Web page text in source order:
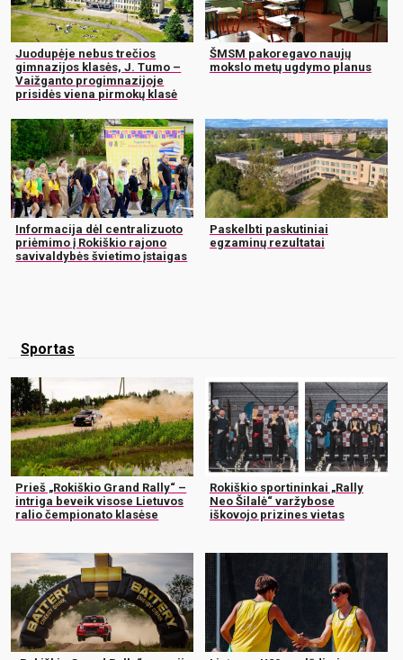
Juodupėje nebus trečios
gimnazijos klasės, J. Tumo –
Vaižganto progimnazijoje
prisidės viena pirmokų klasė
ŠMSM pakoregavo naujų
mokslo metų ugdymo planus
Informacija dėl centralizuoto
priėmimo į Rokiškio rajono
savivaldybės švietimo įstaigas
Paskelbti paskutiniai
egzaminų rezultatai
Sportas
Prieš „Rokiškio Grand Rally“ –
intriga beveik visose Lietuvos
ralio čempionato klasėse
Rokiškio sportininkai „Rally
Neo Šilalė“ varžybose
iškovojo prizines vietas